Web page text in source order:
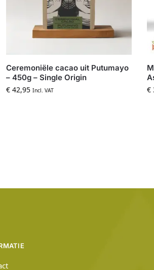
Ceremoniële cacao uit Putumayo
– 450g – Single Origin
€42,95 Incl. VAT
€